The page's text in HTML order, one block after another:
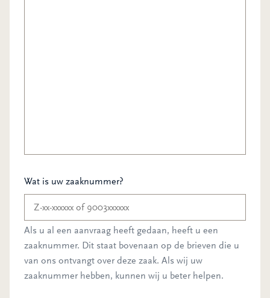
Wat is uw zaaknummer?
Als u al een aanvraag heeft gedaan, heeft u een
zaaknummer. Dit staat bovenaan op de brieven die u
van ons ontvangt over deze zaak. Als wij uw
zaaknummer hebben, kunnen wij u beter helpen.